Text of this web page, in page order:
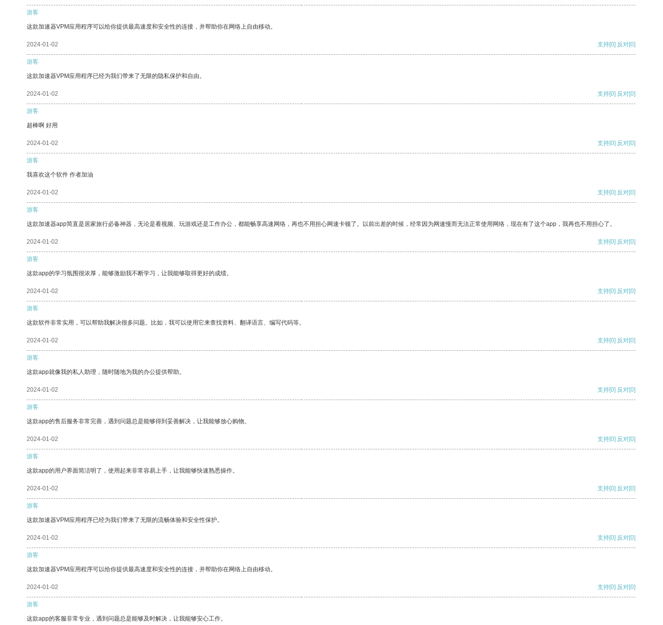
游客
这款加速器VPM应用程序可以给你提供最高速度和安全性的连接，并帮助你在网络上自由移动。
2024-01-02 支持[0] 反对[0]
游客
这款加速器VPM应用程序已经为我们带来了无限的隐私保护和自由。
2024-01-02 支持[0] 反对[0]
游客
超棒啊 好用
2024-01-02 支持[0] 反对[0]
游客
我喜欢这个软件 作者加油
2024-01-02 支持[0] 反对[0]
游客
这款加速器app简直是居家旅行必备神器，无论是看视频、玩游戏还是工作办公，都能畅享高速网络，再也不用担心网速卡顿了。以前出差的时候，经常因为网速慢而无法正常使用网络，现在有了这个app，我再也不用担心了。
2024-01-02 支持[0] 反对[0]
游客
这款app的学习氛围很浓厚，能够激励我不断学习，让我能够取得更好的成绩。
2024-01-02 支持[0] 反对[0]
游客
这款软件非常实用，可以帮助我解决很多问题。比如，我可以使用它来查找资料、翻译语言、编写代码等。
2024-01-02 支持[0] 反对[0]
游客
这款app就像我的私人助理，随时随地为我的办公提供帮助。
2024-01-02 支持[0] 反对[0]
游客
这款app的售后服务非常完善，遇到问题总是能够得到妥善解决，让我能够放心购物。
2024-01-02 支持[0] 反对[0]
游客
这款app的用户界面简洁明了，使用起来非常容易上手，让我能够快速熟悉操作。
2024-01-02 支持[0] 反对[0]
游客
这款加速器VPM应用程序已经为我们带来了无限的流畅体验和安全性保护。
2024-01-02 支持[0] 反对[0]
游客
这款加速器VPM应用程序可以给你提供最高速度和安全性的连接，并帮助你在网络上自由移动。
2024-01-02 支持[0] 反对[0]
游客
这款app的客服非常专业，遇到问题总是能够及时解决，让我能够安心工作。